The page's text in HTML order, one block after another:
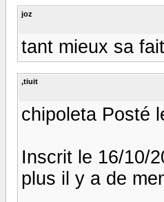
joz
tant mieux sa
,tiuit
chipoleta Posté
Inscrit le 16/10/
plus il y a de